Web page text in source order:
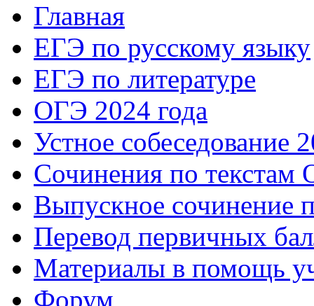
Главная
ЕГЭ по русскому языку
ЕГЭ по литературе
ОГЭ 2024 года
Устное собеседование
Сочинения по текстам
Выпускное сочинение
Перевод первичных
Материалы в помощь
Форум